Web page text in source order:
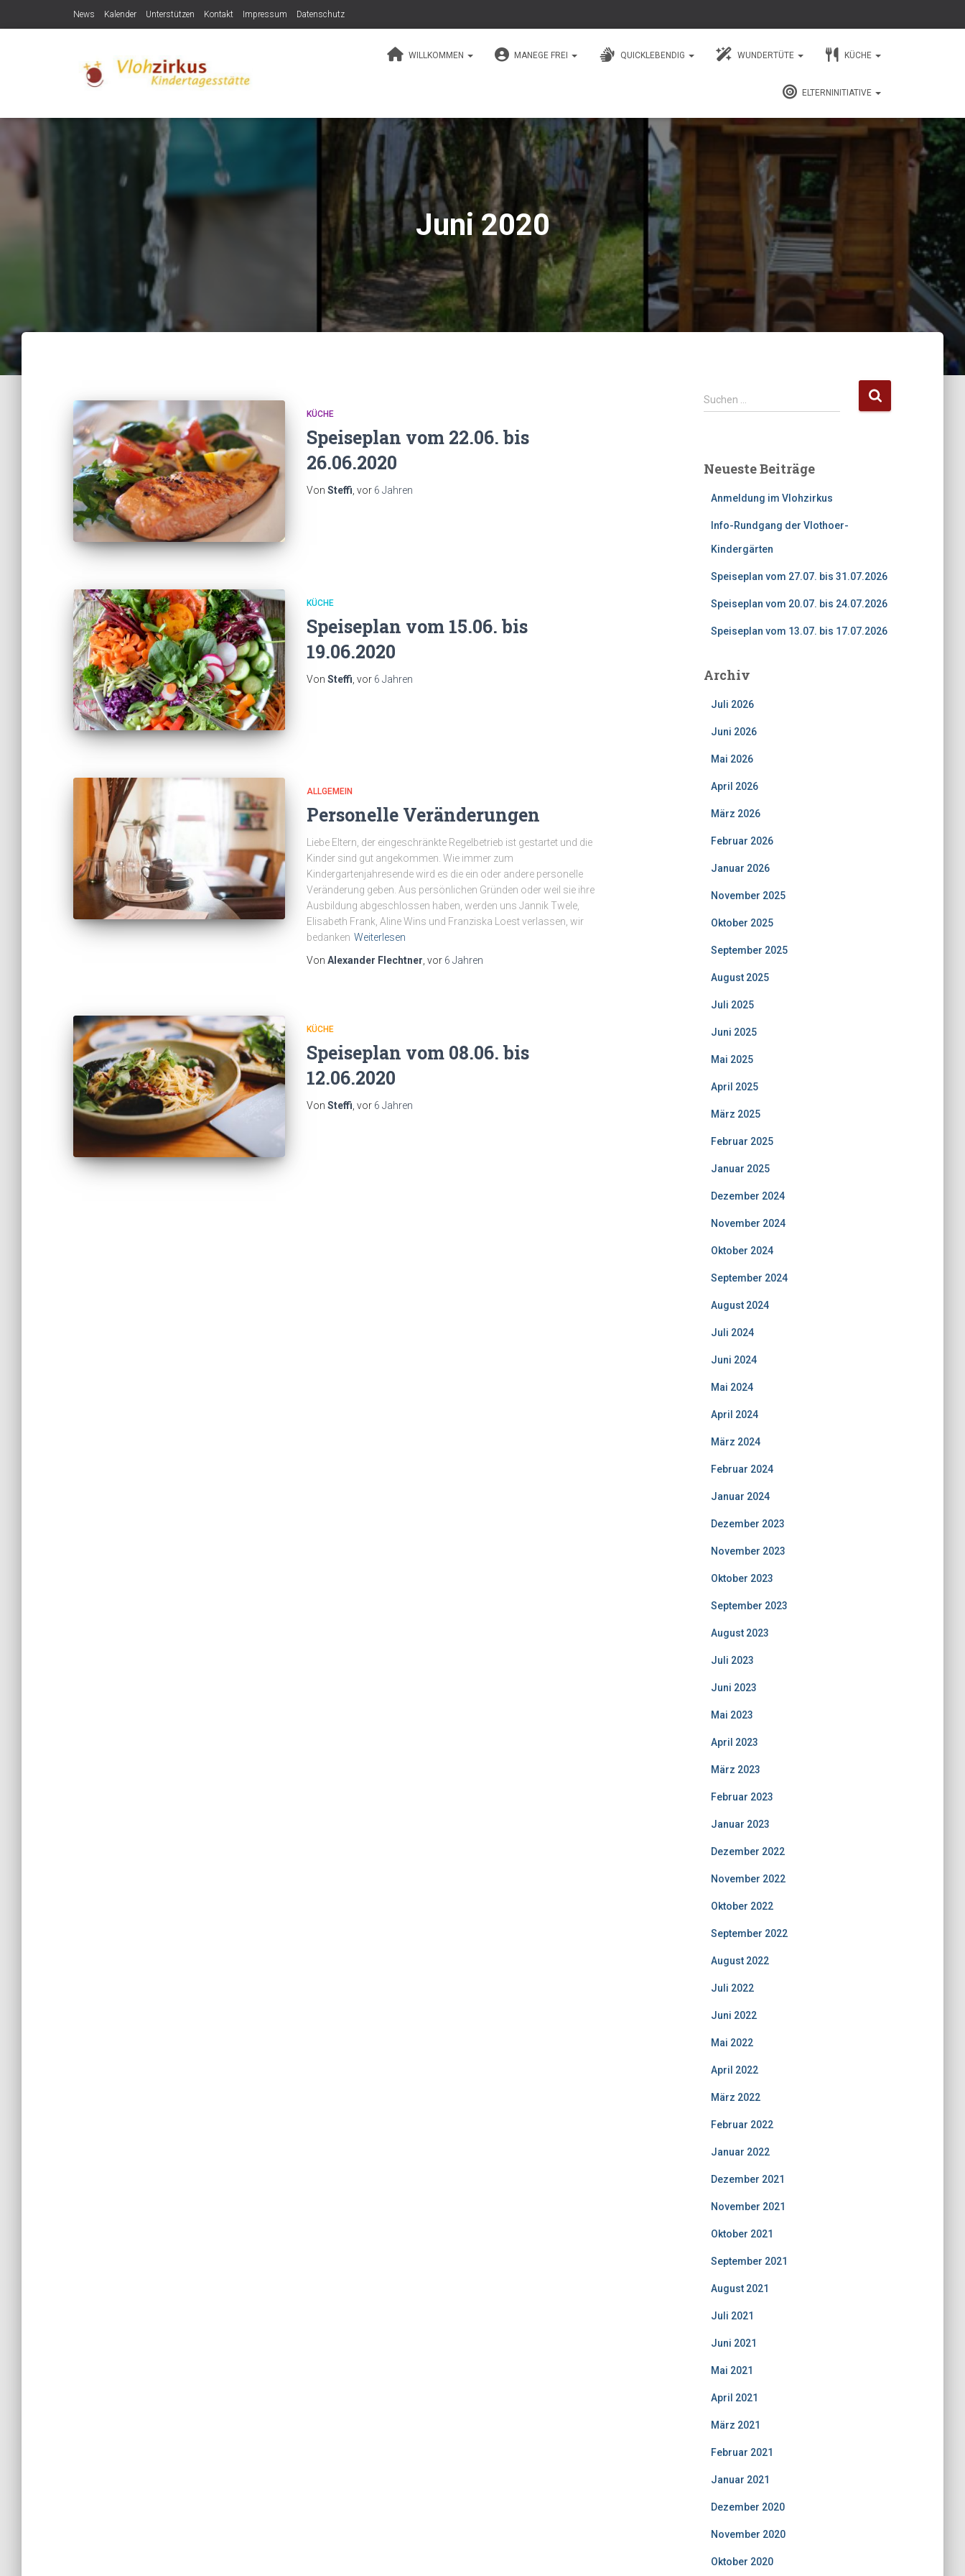
News Kalender Unterstützen Kontakt Impressum Datenschutz
WILLKOMMEN MANEGE FREI QUICKLEBENDIG WUNDERTÜTE KÜCHE
ELTERNINITIATIVE
Juni 2020
KÜCHE
Speiseplan vom 22.06. bis
26.06.2020
Von Steffi , vor 6 Jahren
KÜCHE
Speiseplan vom 15.06. bis
19.06.2020
Von Steffi , vor 6 Jahren
ALLGEMEIN
Personelle Veränderungen
Liebe Eltern, der eingeschränkte Regelbetrieb ist gestartet und die
Kinder sind gut angekommen. Wie immer zum
Kindergartenjahresende wird es die ein oder andere personelle
Veränderung geben. Aus persönlichen Gründen oder weil sie ihre
Ausbildung abgeschlossen haben, werden uns Jannik Twele,
Elisabeth Frank, Aline Wins und Franziska Loest verlassen, wir
bedanken Weiterlesen
Von Alexander Flechtner, vor 6 Jahren
KÜCHE
Speiseplan vom 08.06. bis
12.06.2020
Von Steffi, vor 6 Jahren
S
u
n
Suchen …
Neueste Beiträge
Anmeldung im Vlohzirkus
Info-Rundgang der Vlothoer-
Kindergärten
Speiseplan vom 27.07. bis 31.07.2026
Speiseplan vom 20.07. bis 24.07.2026
Speiseplan vom 13.07. bis 17.07.2026
Archiv
Juli 2026
Juni 2026
Mai 2026
April 2026
März 2026
Februar 2026
Januar 2026
November 2025
Oktober 2025
September 2025
August 2025
Juli 2025
Juni 2025
Mai 2025
April 2025
März 2025
Februar 2025
Januar 2025
Dezember 2024
November 2024
Oktober 2024
September 2024
August 2024
Juli 2024
Juni 2024
Mai 2024
April 2024
März 2024
Februar 2024
Januar 2024
Dezember 2023
November 2023
Oktober 2023
September 2023
August 2023
Juli 2023
Juni 2023
Mai 2023
April 2023
März 2023
Februar 2023
Januar 2023
Dezember 2022
November 2022
Oktober 2022
September 2022
August 2022
Juli 2022
Juni 2022
Mai 2022
April 2022
März 2022
Februar 2022
Januar 2022
Dezember 2021
November 2021
Oktober 2021
September 2021
August 2021
Juli 2021
Juni 2021
Mai 2021
April 2021
März 2021
Februar 2021
Januar 2021
Dezember 2020
November 2020
Oktober 2020